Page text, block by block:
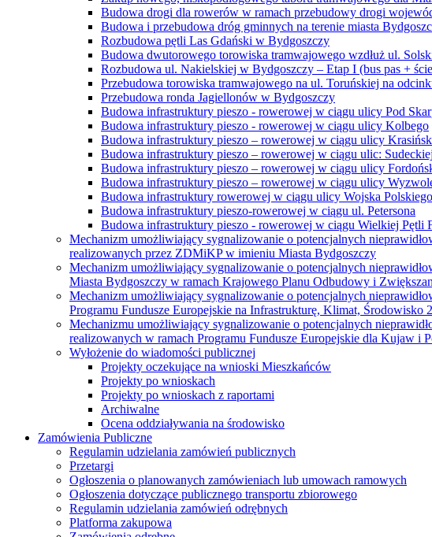
Budowa drogi dla rowerów w ramach przebudowy drogi
Budowa i przebudowa dróg gminnych na terenie miasta
Rozbudowa pętli Las Gdański w Bydgoszczy
Budowa dwutorowego torowiska tramwajowego wzdłuż ul.
Rozbudowa ul. Nakielskiej w Bydgoszczy – Etap I (bus pas +
Przebudowa torowiska tramwajowego na ul. Toruńskiej na
Przebudowa ronda Jagiellonów w Bydgoszczy
Budowa infrastruktury pieszo - rowerowej w ciągu ulicy Pod
Budowa infrastruktury pieszo - rowerowej w ciągu ulicy Kolbego
Budowa infrastruktury pieszo – rowerowej w ciągu ulicy
Budowa infrastruktury pieszo – rowerowej w ciągu ulic:
Budowa infrastruktury pieszo – rowerowej w ciągu ulicy
Budowa infrastruktury pieszo – rowerowej w ciągu ulicy
Budowa infrastruktury rowerowej w ciągu ulicy Wojska
Budowa infrastruktury pieszo-rowerowej w ciągu ul. Petersona
Budowa infrastruktury pieszo - rowerowej w ciągu Wielkiej Pętli
Mechanizm umożliwiający sygnalizowanie o potencjalnych
realizowanych przez ZDMiKP w imieniu Miasta Bydgoszczy
Mechanizm umożliwiający sygnalizowanie o potencjalnych
Miasta Bydgoszczy w ramach Krajowego Planu Odbudowy i
Mechanizm umożliwiający sygnalizowanie o potencjalnych
Programu Fundusze Europejskie na Infrastrukturę, Klimat, Środowisko
Mechanizmu umożliwiający sygnalizowanie o potencjalnych
realizowanych w ramach Programu Fundusze Europejskie dla Kujaw i
Wyłożenie do wiadomości publicznej
Projekty oczekujące na wnioski Mieszkańców
Projekty po wnioskach
Projekty po wnioskach z raportami
Archiwalne
Ocena oddziaływania na środowisko
Zamówienia Publiczne
Regulamin udzielania zamówień publicznych
Przetargi
Ogłoszenia o planowanych zamówieniach lub umowach ramowych
Ogłoszenia dotyczące publicznego transportu zbiorowego
Regulamin udzielania zamówień odrębnych
Platforma zakupowa